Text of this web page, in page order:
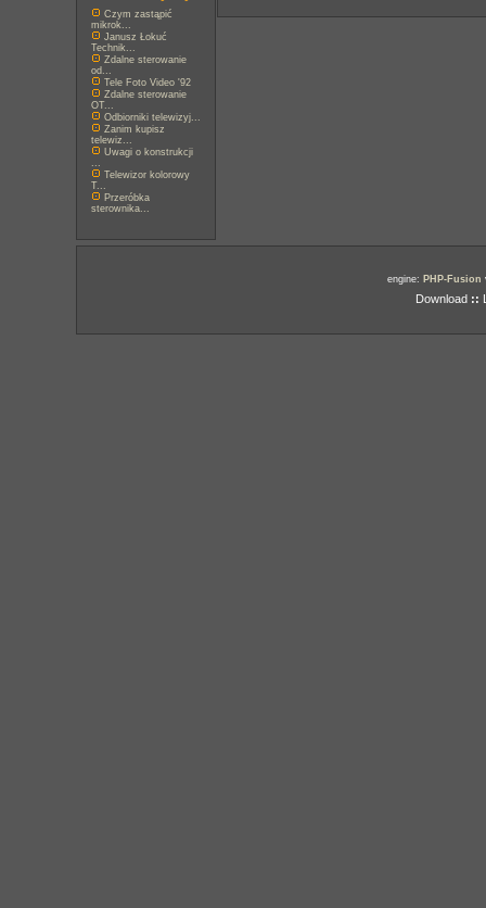
Czym zastąpić
mikrok...
Janusz Łokuć
Technik...
Zdalne sterowanie
od...
Tele Foto Video '92
Zdalne sterowanie
OT...
Odbiorniki telewizyj...
Zanim kupisz
telewiz...
Uwagi o konstrukcji
...
Telewizor kolorowy
T...
Przeróbka
sterownika...
engine: PHP-Fusion
Download ::